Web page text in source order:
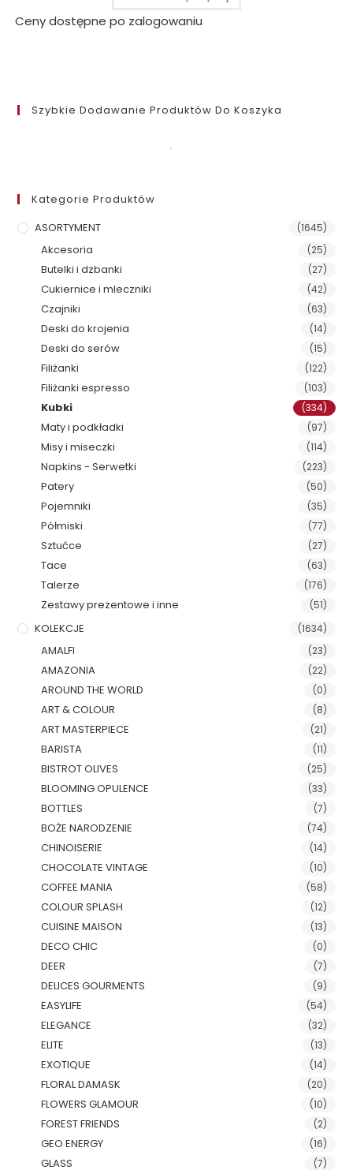
Ceny dostępne po zalogowaniu
Szybkie Dodawanie Produktów Do Koszyka
Kategorie Produktów
ASORTYMENT
(1645)
Akcesoria (25)
Butelki i dzbanki (27)
Cukiernice i mleczniki (42)
Czajniki (63)
Deski do krojenia (14)
Deski do serów (15)
Filiżanki (122)
Filiżanki espresso (103)
Kubki (334)
Maty i podkładki (97)
Misy i miseczki (114)
Napkins - Serwetki (223)
Patery (50)
Pojemniki (35)
Półmiski (77)
Sztućce (27)
Tace (63)
Talerze (176)
Zestawy prezentowe i inne (51)
KOLEKCJE (1634)
AMALFI (23)
AMAZONIA (22)
AROUND THE WORLD (0)
ART & COLOUR (8)
ART MASTERPIECE (21)
BARISTA (11)
BISTROT OLIVES (25)
BLOOMING OPULENCE (33)
BOTTLES (7)
BOŻE NARODZENIE (74)
CHINOISERIE (14)
CHOCOLATE VINTAGE (10)
COFFEE MANIA (58)
COLOUR SPLASH (12)
CUISINE MAISON (13)
DECO CHIC (0)
DEER (7)
DELICES GOURMENTS (9)
EASYLIFE (54)
ELEGANCE (32)
ELITE (13)
EXOTIQUE (14)
FLORAL DAMASK (20)
FLOWERS GLAMOUR (10)
FOREST FRIENDS (2)
GEO ENERGY (16)
GLASS (7)